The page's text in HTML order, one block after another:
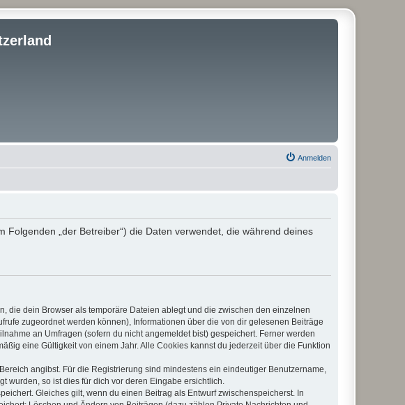
Anmelden
Folgenden „der Betreiber“) die Daten verwendet, die während deines
die dein Browser als temporäre Dateien ablegt und die zwischen den einzelnen
zugeordnet werden können), Informationen über die von dir gelesenen Beiträge
an Umfragen (sofern du nicht angemeldet bist) gespeichert. Ferner werden
eine Gültigkeit von einem Jahr. Alle Cookies kannst du jederzeit über die Funktion
angibst. Für die Registrierung sind mindestens ein eindeutiger Benutzername,
wurden, so ist dies für dich vor deren Eingabe ersichtlich.
Gleiches gilt, wenn du einen Beitrag als Entwurf zwischenspeicherst. In